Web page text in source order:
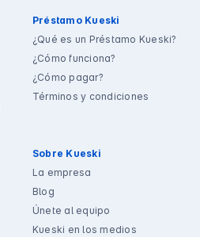
Préstamo Kueski
¿Qué es un Préstamo Kueski?
¿Cómo funciona?
¿Cómo pagar?
Términos y condiciones
Sobre Kueski
La empresa
Blog
Únete al equipo
Kueski en los medios